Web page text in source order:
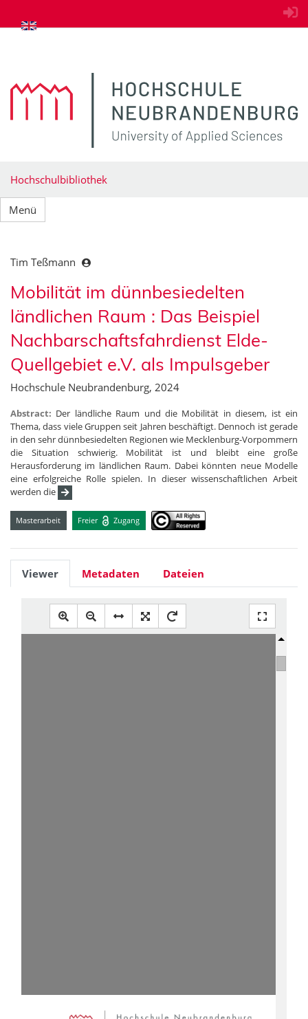
zum Inhalt springen
Hochschulbibliothek
Menü
Tim Teßmann
Mobilität im dünnbesiedelten
ländlichen Raum : Das Beispiel
Nachbarschaftsfahrdienst Elde-
Quellgebiet e.V. als Impulsgeber
Hochschule Neubrandenburg, 2024
Abstract: Der ländliche Raum und die Mobilität in diesem, ist ein
Thema, dass viele Gruppen seit Jahren beschäftigt. Dennoch ist gerade
in den sehr dünnbesiedelten Regionen wie Mecklenburg-Vorpommern
die Situation schwierig. Mobilität ist und bleibt eine große
Herausforderung im ländlichen Raum. Dabei könnten neue Modelle
eine erfolgreiche Rolle spielen. In dieser wissenschaftlichen Arbeit
werden die
Masterarbeit Freier Zugang
Viewer Metadaten Dateien